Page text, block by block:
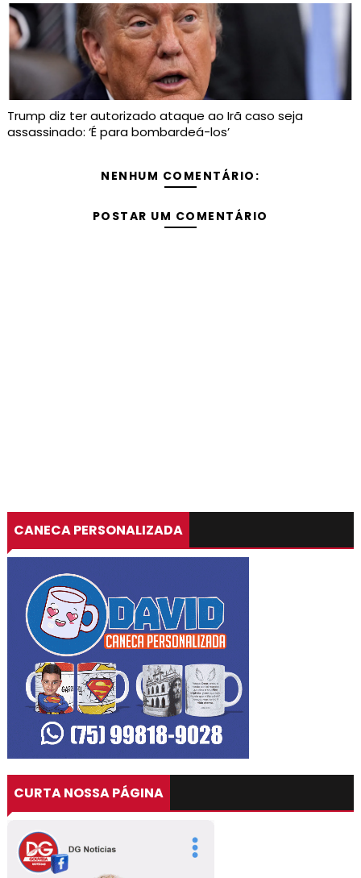
Trump diz ter autorizado ataque ao Irã caso seja
assassinado: ‘É para bombardeá-los’
NENHUM COMENTÁRIO:
POSTAR UM COMENTÁRIO
CANECA PERSONALIZADA
CURTA NOSSA PÁGINA